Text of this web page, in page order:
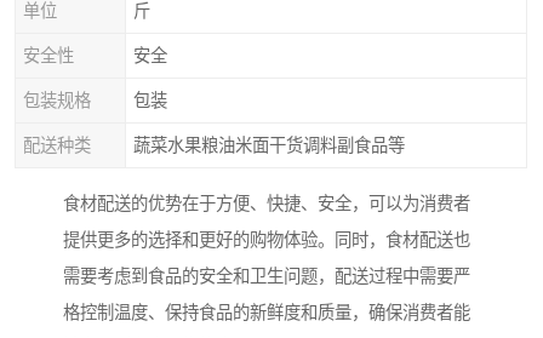
单位 斤
安全性 安全
包装规格 包装
配送种类 蔬菜水果粮油米面干货调料副食品等
食材配送的优势在于方便、快捷、安全，可以为消费者
提供更多的选择和更好的购物体验。同时，食材配送也
需要考虑到食品的安全和卫生问题，配送过程中需要严
格控制温度、保持食品的新鲜度和质量，确保消费者能